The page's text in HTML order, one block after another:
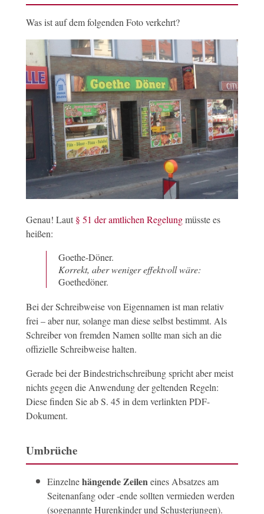
Was ist auf dem folgenden Foto verkehrt?
Genau! Laut § 51 der amtlichen Regelungmüsste es
heißen:
Goethe-Döner.
Korrekt, aber weniger effektvoll wäre:
Goethedöner.
Bei der Schreibweise von Eigennamen ist man relativ
frei – aber nur, solange man diese selbst bestimmt. Als
Schreiber von fremden Namen sollte man sich an die
offizielle Schreibweise halten.
Gerade bei der Bindestrichschreibung spricht aber meist
nichts gegen die Anwendung der geltenden Regeln:
Diese finden Sie ab S. 45 in dem verlinkten PDF-
Dokument.
Umbrüche
Einzelnehängende Zeilen eines Absatzes am
Seitenanfang oder -ende sollten vermieden werden
(sogenannte Hurenkinder und Schusterjungen).